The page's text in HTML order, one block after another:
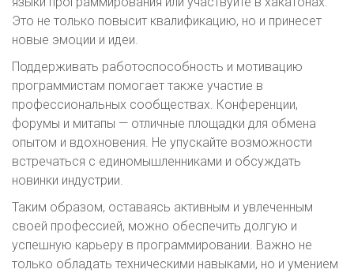
Это не только повысит квалификацию, но и принесет
новые эмоции и идеи.
Поддерживать работоспособность и мотивацию
программистам помогает также участие в
профессиональных сообществах. Конференции,
форумы и митапы — отличные площадки для обмена
опытом и вдохновения. Не упускайте возможности
встречаться с единомышленниками и обсуждать
новинки индустрии.
Таким образом, оставаясь активным и увлеченным
своей профессией, можно обеспечить долгую и
успешную карьеру в программировании. Важно не
только обладать техническими навыками, но и умением